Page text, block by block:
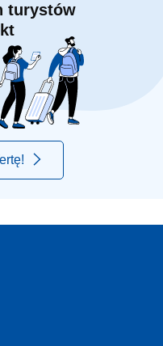
turystów